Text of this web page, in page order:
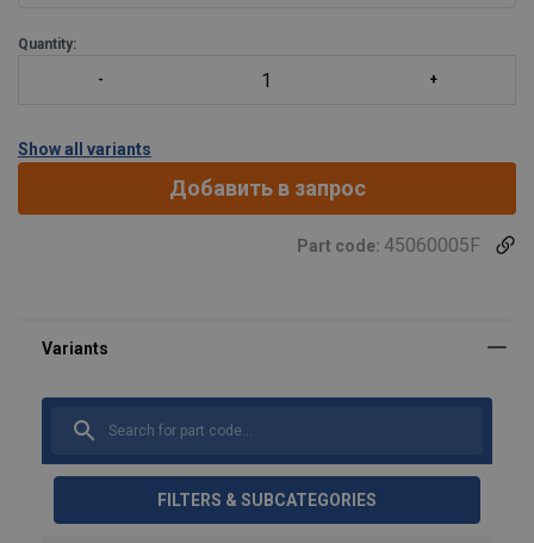
Quantity:
Show all variants
Добавить в запрос
Part code: 45060005F
FILTERS & SUBCATEGORIES